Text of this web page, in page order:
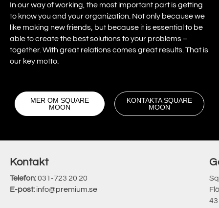
In our way of working, the most important part is getting
to know you and your organization. Not only because we
like making new friends, but because it is essential to be
able to create the best solutions to your problems –
together. With great relations comes great results. That is
our key motto.
MER OM SQUARE
MOON
KONTAKTA SQUARE
MOON
Kontakt
Telefon:031-723 20 20
E-post: info@premium.se